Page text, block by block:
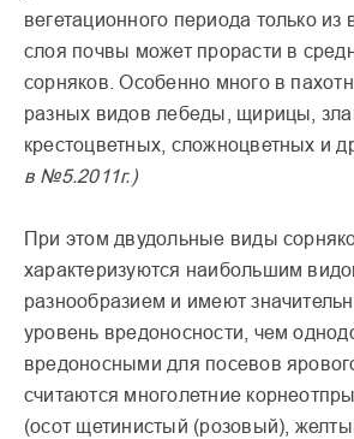
вегетационного периода только из
слоя почвы может прорасти в
сорняков. Особенно много в
разных видов лебеды, щирицы,
крестоцветных, сложноцветных и
в №5.2011г.)
При этом двудольные виды
характеризуются наибольшим
разнообразием и имеют
уровень вредоносности, чем
вредоносными для посевов
считаются многолетние
(осот щетинистый (розовый),